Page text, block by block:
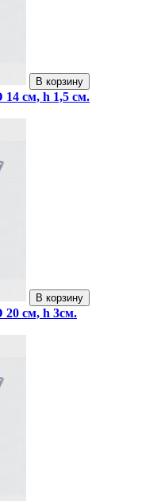
В корзину
см, h 1,5 см.
В корзину
20 см, h 3см.